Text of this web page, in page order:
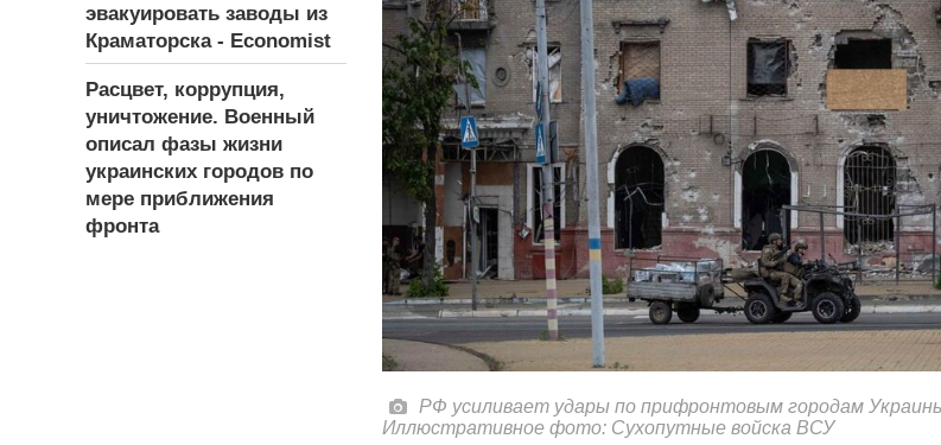
эвакуировать заводы из
Краматорска - Economist
Расцвет, коррупция,
уничтожение. Военный
описал фазы жизни
украинских городов по
мере приближения
фронта
РФ усиливает удары по прифронтовым городам
Иллюстративное фото: Сухопутные войска ВСУ